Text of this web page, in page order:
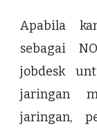
Apabila
sebagai
jobdesk
jaringan
jaringan,